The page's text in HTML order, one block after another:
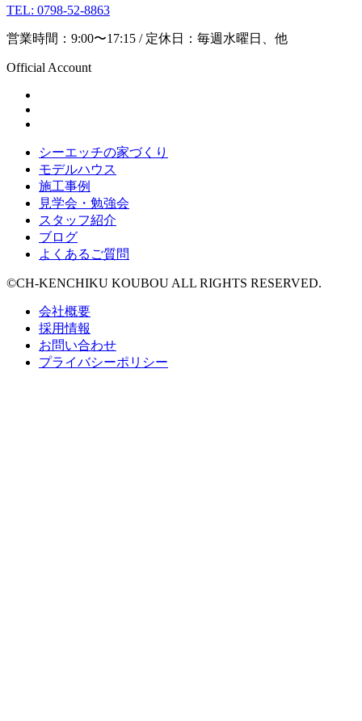
TEL: 0798-52-8863
営業時間：9:00〜17:15 / 定休日：毎週水曜日、他
Official Account
シーエッチの家づくり
モデルハウス
施工事例
見学会・勉強会
スタッフ紹介
ブログ
よくあるご質問
©CH-KENCHIKU KOUBOU ALL RIGHTS RESERVED.
会社概要
採用情報
お問い合わせ
プライバシーポリシー